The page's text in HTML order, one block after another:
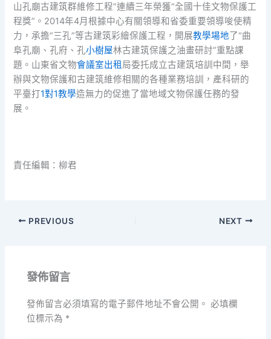
山孔廟古建筑群維修工程”連續三年榮獲“全國十佳文物保護工
程獎”。2014年4月根據中心有關領導和省委重要領導唆使精
力，承擔“三孔”等古建筑彩繪保護工程，開展教學場地了“曲
阜孔廟、孔府、孔小樹屋林古建筑保護之油畫研討”重點課
題。山東省文物會議室出租 局委托成立古建筑培訓中間，舉
辦與文物保護和古建筑維修相關的各種業務培訓，產科研的
平臺打1對1教學造無力的促進了當地域文物保護任務的發
展。
責任編輯：柳君
PREVIOUS NEXT
發佈留言
發佈留言必須填寫的電子郵件地址不會公開。 必填欄
位標示為 *